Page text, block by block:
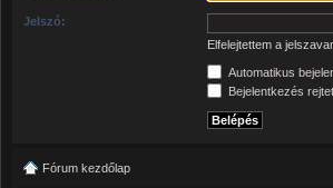
Jelszó:
Elfelejtettem a
Automatikus
Bejelentkezés
Fórum kezdőlap